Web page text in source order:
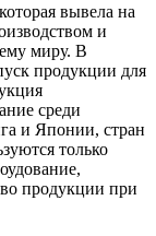
вывела на
и
миру. В
продукции для
среди
и Японии, стран
только
продукции при